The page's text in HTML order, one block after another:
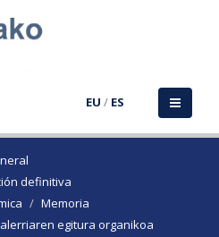
EU / ES
definitiva
Memoria
egitura organikoa